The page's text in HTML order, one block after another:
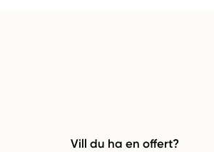
Vill du ha en offert?